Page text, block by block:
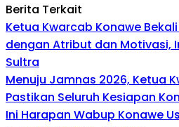
Berita Terkait
Ketua Kwarcab Konawe
dengan Atribut dan Motivasi,
Sultra
Menuju Jamnas 2026, Ketua
Pastikan Seluruh Kesiapan
Ini Harapan Wabup Konawe